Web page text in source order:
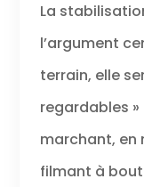
La
l’argument
terrain, elle
regardables
marchant, en
filmant à bout